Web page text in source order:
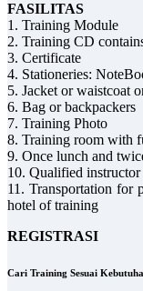
FASILITAS
1. Training Module
2. Training CD
3. Certificate
4. Stationeries:
5. Jacket or waistcoat
6. Bag or backpackers
7. Training Photo
8. Training room with
9. Once lunch and
10. Qualified instructor
11. Transportation for
hotel of training
REGISTRASI
Cari Training Sesuai